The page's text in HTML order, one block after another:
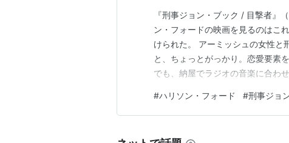
『刑事ジョン・ブック / 目撃者』
ン・フォードの映画を見るのはこ
けられた。 アーミッシュの女性と
と、ちょっとがっかり。恋愛要素
でも、納屋でラジオの音楽に合わ
いてよそよそしかった二人が、視
く。そのような歌も踊りも排除す
#ハリソン・フォード #刑事ジョ